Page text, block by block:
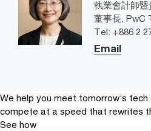
執業會計師
董事長, PwC
Tel: +886 2
Email
We help you meet tomorrow’s tech
compete at a speed that rewrites
See how